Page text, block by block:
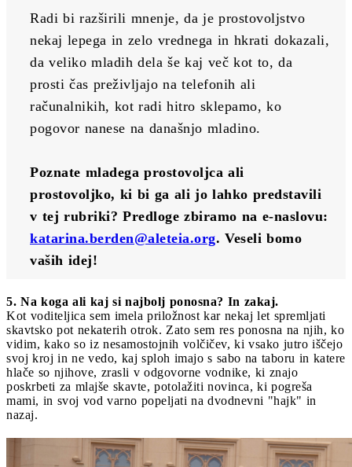
Radi bi razširili mnenje, da je prostovoljstvo
nekaj lepega in zelo vrednega in hkrati dokazali,
da veliko mladih dela še kaj več kot to, da
prosti čas preživljajo na telefonih ali
računalnikih, kot radi hitro sklepamo, ko
pogovor nanese na današnjo mladino.
Poznate mladega prostovoljca ali
prostovoljko, ki bi ga ali jo lahko predstavili
katarina.berden@aleteia.org. Veseli bomo
vaših idej!
5. Na koga ali kaj si najbolj ponosna? In zakaj.
Kot voditeljica sem imela priložnost kar nekaj let spremljati
skavtsko pot nekaterih otrok. Zato sem res ponosna na njih, ko
vidim, kako so iz nesamostojnih volčičev, ki vsako jutro iščejo
svoj kroj in ne vedo, kaj sploh imajo s sabo na taboru in katere
hlače so njihove, zrasli v odgovorne vodnike, ki znajo
poskrbeti za mlajše skavte, potolažiti novinca, ki pogreša
mami, in svoj vod varno popeljati na dvodnevni "hajk" in
nazaj.